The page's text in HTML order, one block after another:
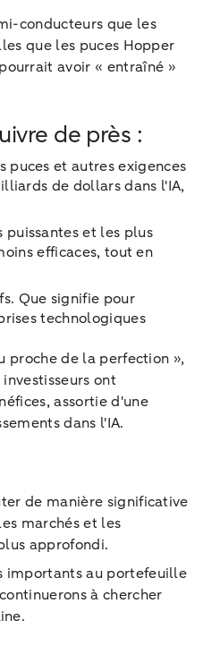
conducteurs que les
que les puces Hopper
avoir « entraîné »
de près :
et autres exigences
de dollars dans l'IA,
et les plus
efficaces, tout en
Que signifie pour
technologiques
proche de la perfection »,
ont
assortie d'une
dans l'IA.
de manière significative
marchés et les
approfondi.
importants au portefeuille
à chercher